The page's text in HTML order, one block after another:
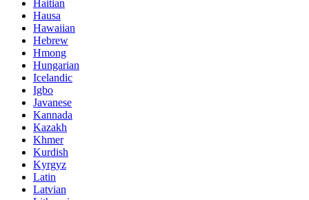
Haitian
Hausa
Hawaiian
Hebrew
Hmong
Hungarian
Icelandic
Igbo
Javanese
Kannada
Kazakh
Khmer
Kurdish
Kyrgyz
Latin
Latvian